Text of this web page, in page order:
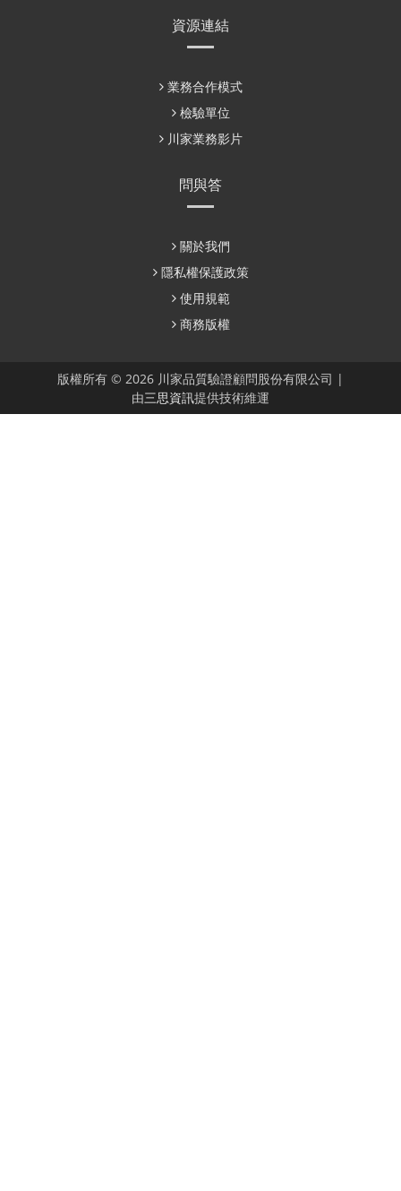
資源連結
業務合作模式
檢驗單位
川家業務影片
問與答
關於我們
隱私權保護政策
使用規範
商務版權
版權所有 © 2026 川家品質驗證顧問股份有限公司 |
由三思資訊提供技術維運